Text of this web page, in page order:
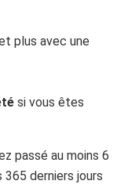
plus avec une
si vous êtes
passé au moins 6
derniers jours